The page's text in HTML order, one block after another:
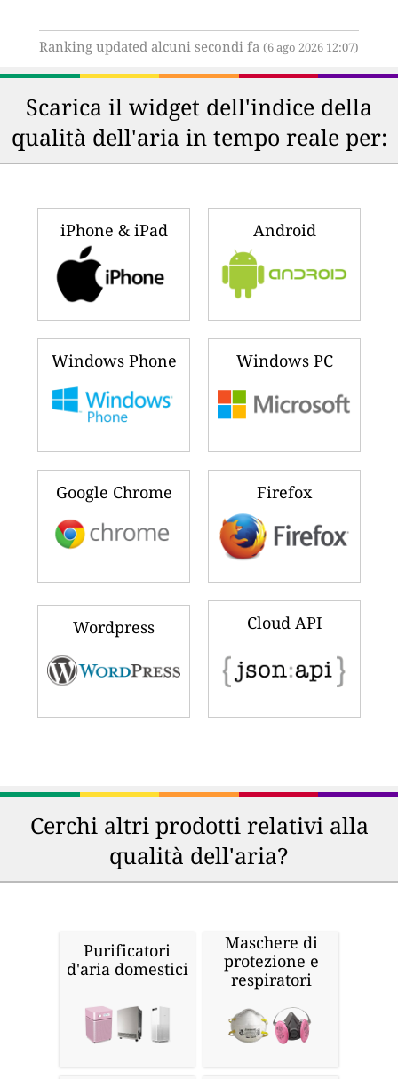
Ranking updated alcuni secondi fa (6 ago 2026 12:07)
Scarica il widget dell'indice della
qualità dell'aria in tempo reale per:
iPhone & iPad Android
Windows Phone Windows PC
Google Chrome Firefox
Wordpress Cloud API
Cerchi altri prodotti relativi alla
qualità dell'aria?
Purificatori
d'aria domestici
Maschere di
protezione e
respiratori